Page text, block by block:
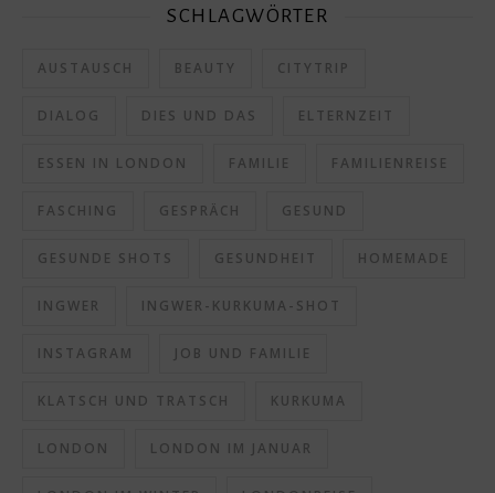
SCHLAGWÖRTER
AUSTAUSCH BEAUTY CITYTRIP
DIALOG DIES UND DAS ELTERNZEIT
ESSEN IN LONDON FAMILIE FAMILIENREISE
FASCHING GESPRÄCH GESUND
GESUNDE SHOTS GESUNDHEIT HOMEMADE
INGWER INGWER-KURKUMA-SHOT
INSTAGRAM JOB UND FAMILIE
KLATSCH UND TRATSCH KURKUMA
LONDON LONDON IM JANUAR